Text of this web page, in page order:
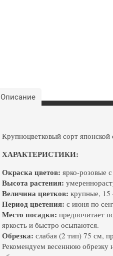
Описание
Крупноцветковый сорт японской
ХАРАКТЕРИСТИКИ:
Окраска цветов: ярко-розовые
Высота растения:
Величина цветков: крупные, 15
Период цветения: с июня по
Место посадки: предпочитает
яркость и быстро осыпаются.
Обрезка: слабая (2 тип) 75 см,
Рекомендуем весеннюю обрезку